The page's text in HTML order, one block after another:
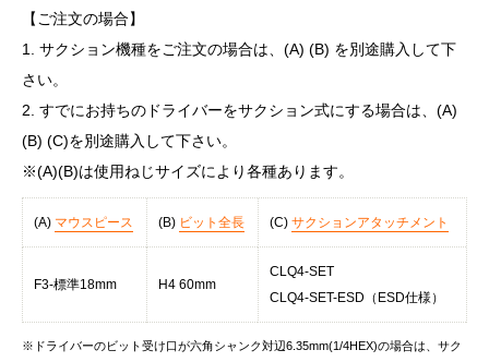
【ご注文の場合】
1. サクション機種をご注文の場合は、(A) (B) を別途購入して下
さい。
2. すでにお持ちのドライバーをサクション式にする場合は、(A)
(B) (C)を別途購入して下さい。
※(A)(B)は使用ねじサイズにより各種あります。
(A) マウスピース (B) ビット全長 (C) サクションアタッチメント
F3-標準18mm H4 60mm
CLQ4-SET
CLQ4-SET-ESD（ESD仕様）
※ドライバーのビット受け口が六角シャンク対辺6.35mm(1/4HEX)の場合は、サク